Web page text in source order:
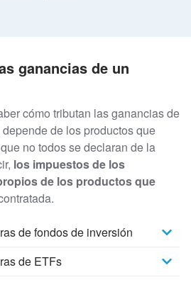
ganancias de un
cómo tributan las ganancias de
de los productos que
no todos se declaran de la
los impuestos de los
de los productos que
de fondos de inversión
de ETFs